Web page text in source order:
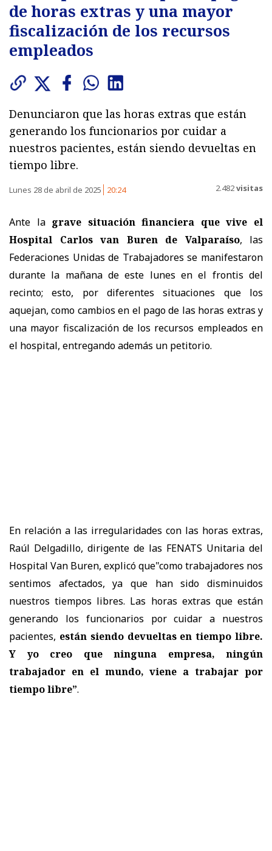
de horas extras y una mayor
fiscalización de los recursos
empleados
Denunciaron que las horas extras que están
generando los funcionarios por cuidar a
nuestros pacientes, están siendo devueltas en
tiempo libre.
Lunes 28 de abril de 2025 20:24 2.482visitas
Ante la grave situación financiera que vive el
Hospital Carlos van Buren de Valparaíso, las
Federaciones Unidas de Trabajadores se manifestaron
durante la mañana de este lunes en el frontis del
recinto; esto, por diferentes situaciones que los
aquejan, como cambios en el pago de las horas extras y
una mayor fiscalización de los recursos empleados en
el hospital, entregando además un petitorio.
En relación a las irregularidades con las horas extras,
Raúl Delgadillo, dirigente de las FENATS Unitaria del
Hospital Van Buren, explicó que"como trabajadores nos
sentimos afectados, ya que han sido disminuidos
nuestros tiempos libres. Las horas extras que están
generando los funcionarios por cuidar a nuestros
pacientes, están siendo devueltas en tiempo libre.
Y yo creo que ninguna empresa, ningún
trabajador en el mundo, viene a trabajar por
tiempo libre”.